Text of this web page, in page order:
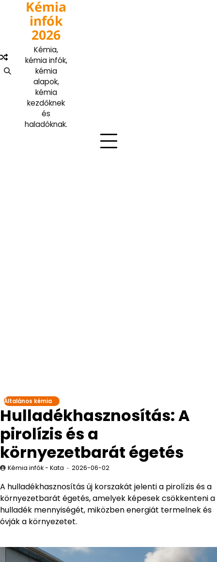
Kémia
infók
2026
Kémia,
kémia infók,
kémia
alapok,
kémia
kezdőknek
és
haladóknak.
Általános kémia
Hulladékhasznosítás: A
pirolízis és a
környezetbarát égetés
Kémia infók - Kata 2026-06-02
A hulladékhasznosítás új korszakát jelenti a pirolízis és a
környezetbarát égetés, amelyek képesek csökkenteni a
hulladék mennyiségét, miközben energiát termelnek és
óvják a környezetet.